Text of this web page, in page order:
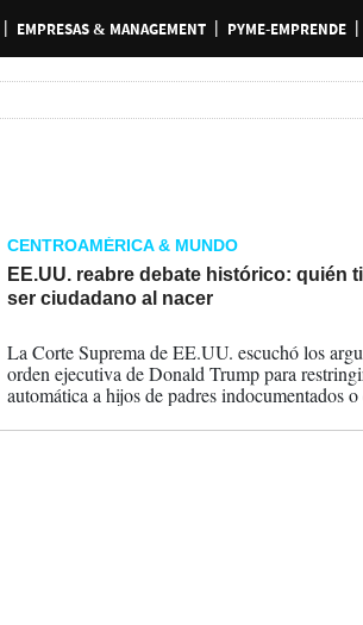
EMPRESAS & MANAGEMENT PYME-EMPRENDE
CENTROAMÉRICA & MUNDO
EE.UU. reabre debate histórico: quién
ser ciudadano al nacer
La Corte Suprema de EE.UU. escuchó los
orden ejecutiva de Donald Trump para
automática a hijos de padres indocumentados
constitucionales más sensibles de ese país.